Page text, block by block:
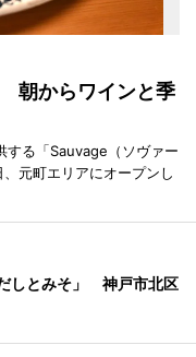
朝からワインと季
する「Sauvage（ソヴァー
元町エリアにオープンし
しとみそ」 神戸市北区